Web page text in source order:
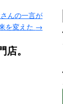
んの一言が
を変えた →
。